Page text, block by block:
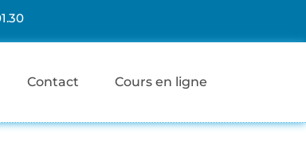
Contact Cours en ligne